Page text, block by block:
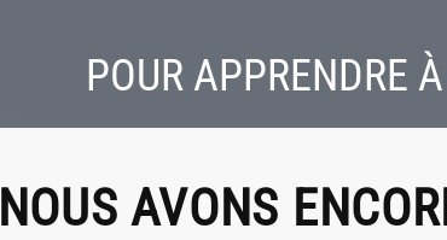
POUR APPRENDRE
NOUS AVONS